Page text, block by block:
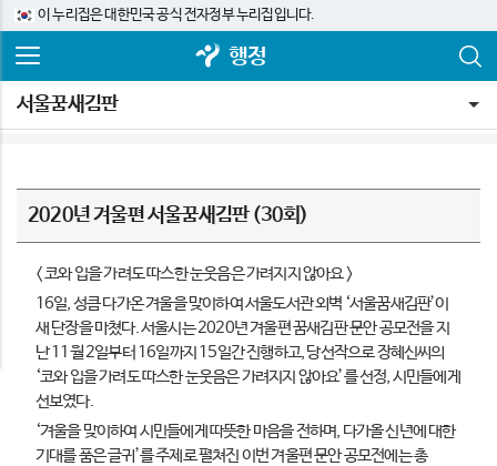
이 누리집은 대한민국 공식 전자정부 누리집입니다.
행정
서울꿈새김판
2020년 겨울편 서울꿈새김판 (30회)
< 코와 입을 가려도 따스한 눈웃음은 가려지지 않아요 >
16일, 성큼 다가온 겨울을 맞이하여 서울도서관 외벽 ‘서울꿈새김판’이
새 단장을 마쳤다. 서울시는 2020년 겨울편 꿈새김판 문안 공모전을 지
난 11월 2일부터 16일까지 15일간 진행하고, 당선작으로 장혜신씨의
‘코와 입을 가려도 따스한 눈웃음은 가려지지 않아요’를 선정, 시민들에게
선보였다.
‘겨울을 맞이하여 시민들에게 따뜻한 마음을 전하며, 다가올 신년에 대한
기대를 품은 글귀’를 주제로 펼쳐진 이번 겨울편 문안 공모전에는 총